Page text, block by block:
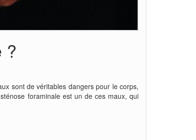
?
sont de véritables dangers pour le corps,
foraminale est un de ces maux, qui